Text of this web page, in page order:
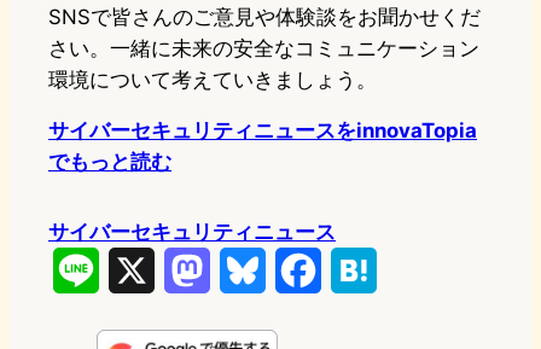
SNSで皆さんのご意見や体験談をお聞かせくだ
さい。一緒に未来の安全なコミュニケーション
環境について考えていきましょう。
サイバーセキュリティニュースをinnovaTopia
でもっと読む
サイバーセキュリティニュース